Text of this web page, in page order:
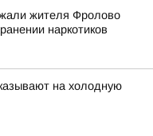
жителя Фролово
наркотиков
на холодную